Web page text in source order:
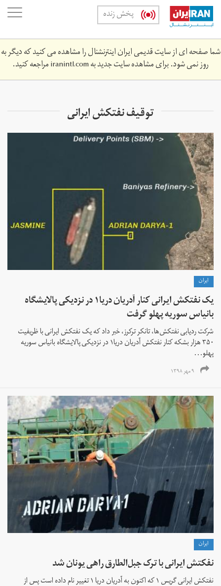
Skip
main
content
پخش زنده
شما صفحه ای از سایت قدیمی ایران اینترنشنال را مشاهده می کنید که دیگر به
روز نمی شود. برای مشاهده سایت جدید بهiranintl.comمراجعه کنید.
توقیف نفتکش ایرانی
ايران
یک نفتکش ایرانی کنار آدریان دریا۱ در نزدیکی پالایشگاه
بانیاس سوریه پهلو گرفت
شرکت ردیابی نفتکش‌ها، تانکر ترکرز، خبر داد که یک نفتکش ایرانی با ظریفیت
۳۵۰ هزار بشکه کنار نفتکش آدریان دریا۱ در نزدیکی پالایشگاه بانیاس سوریه
پهلو...
۹ مهر ۱۳۹۸
ايران
نفکتش ایرانی با ترک جبل‌الطارق راهی یونان شد
نفتکش ایرانی گریس ۱ که اکنون به آدریان دریا ۱ تغییر نام داده است پس از